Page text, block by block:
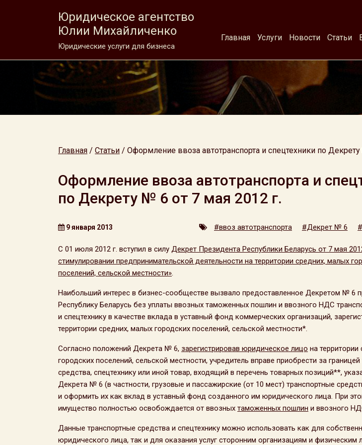
Юридическое агентство
Юлии Михайличенко
Юридические услуги для бизнеса
Главная Услуги Новости Статьи
Главная / Статьи / Оформление ввоза автотранспорта и спецтехники по
Оформление ввоза автотранспорта и
по Декрету № 6 от 7 мая 2012 г.
9 января 2013 #ввоз автотранспорта #Декрет № 6
С 01 июля 2012 г. вступил в силу Декрет Президента Республики Беларусь от 7 мая
стимулировании предпринимательской деятельности на территории средних, малых
поселений, сельской местности».
Наибольший интерес в бизнес-сообществе вызвало предоставленное Декретом № 6
Республику Беларусь без уплаты ввозных таможенных пошлин и ввозного НДС
и спецтехнику в качестве вклада в уставный фонд коммерческих организаций,
территории средних, малых городских поселений, сельской местности*.
Согласно положений Декрета № 6, зарегистрировав юридическое лицо на
городских поселений, сельской местности, учредитель вправе приобрести за
средства, спецтехнику или иной товар, входящий в перечень товарных позиций**,
Декрета № 6 (в частности, грузовые и пассажирские (от 10 мест) транспортные
и оформить их как вклад в уставный фонд созданного им юридического лица. При
имущество полностью освобождается от ввозных таможенных пошлин и ввозного
Данные транспортные средства и спецтехнику можно использовать как для
юридического лица, так и для оказания услуг сторонним организациям и физическим